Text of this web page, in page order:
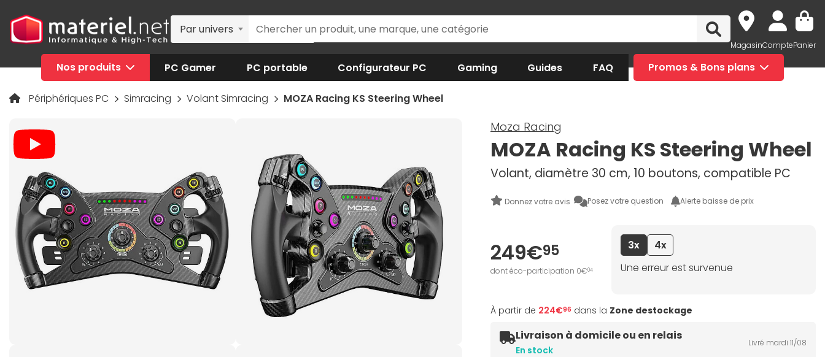
Par univers
MagasinComptePanier
Nos produits PC Gamer PC portable Configurateur PC Gaming Guides FAQ Promos & Bons plans
Périphériques PC Simracing Volant Simracing MOZA Racing KS Steering Wheel
Moza Racing
MOZA Racing KS Steering Wheel
Volant, diamètre 30 cm, 10 boutons, compatible PC
Donnez votre avis Posez votre question Alerte baisse de prix
249€95
dont éco-participation 0€04
3x
4x
Une erreur est survenue
À partir de 224€96 dans la Zone destockage
Livraison à domicile ou en relais
En stock
Livré mardi 11/08